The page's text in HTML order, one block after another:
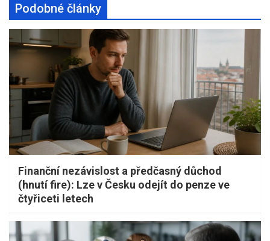
Podobné články
Finanční nezávislost a předčasný důchod
(hnutí fire): Lze v Česku odejít do penze ve
čtyřiceti letech